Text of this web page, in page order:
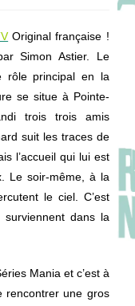
Original française !
Simon Astier. Le
rôle principal en la
se situe à Pointe-
trois trois amis
suit les traces de
l’accueil qui lui est
Le soir-même, à la
le ciel. C’est
dans la
Mania et c’est à
rencontrer une gros